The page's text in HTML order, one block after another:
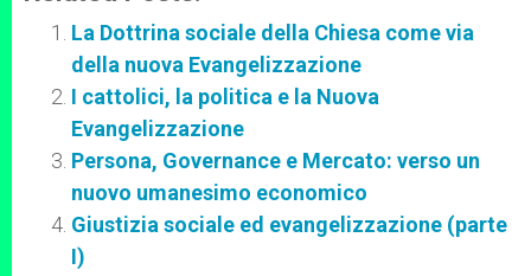
La Dottrina sociale della Chiesa come via
della nuova Evangelizzazione
I cattolici, la politica e la Nuova
Evangelizzazione
Persona, Governance e Mercato: verso un
nuovo umanesimo economico
Giustizia sociale ed evangelizzazione (parte
I)